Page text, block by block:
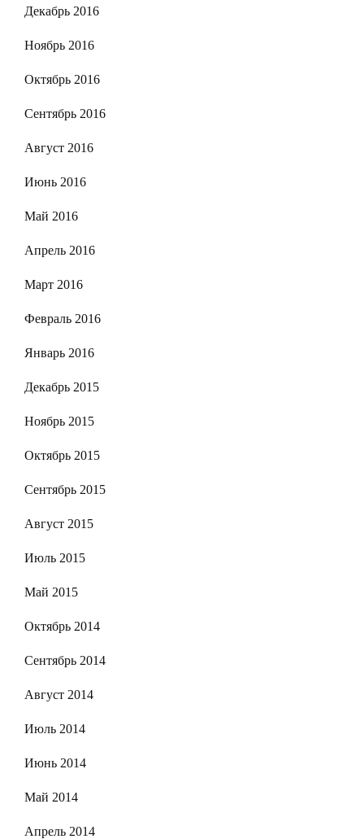
Декабрь 2016
Ноябрь 2016
Октябрь 2016
Сентябрь 2016
Август 2016
Июнь 2016
Май 2016
Апрель 2016
Март 2016
Февраль 2016
Январь 2016
Декабрь 2015
Ноябрь 2015
Октябрь 2015
Сентябрь 2015
Август 2015
Июль 2015
Май 2015
Октябрь 2014
Сентябрь 2014
Август 2014
Июль 2014
Июнь 2014
Май 2014
Апрель 2014